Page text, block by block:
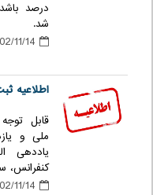
درصد
شد.
اطلاعیه
قابل
ملی و
یاددهی
کنفرانس،